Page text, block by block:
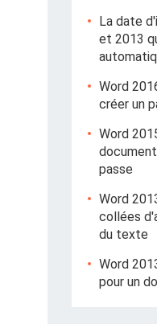
La date
et 2013
Word
créer un
Word
passe
Word
collées
du texte
Word
pour un